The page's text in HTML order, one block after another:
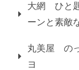
大網 ひと
ーンと素敵
丸美屋 の
ヨ